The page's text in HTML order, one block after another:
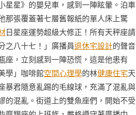
星星》的嬰兒車，感到一陣眩暈。泊車
那張覆蓋著七層舊報紙的單人床上驚
日星座運勢超級大修正！所有天秤座請
之八十七！」廣播員退休宅設計的聲音
座，立刻感到一陣恐慌，這是他患有
學」咖啡館空間心理學的林健康住宅天
暴君隨意亂踢的毛線球，充滿了混亂與
的混亂。街道上的雙魚座們，開始不受